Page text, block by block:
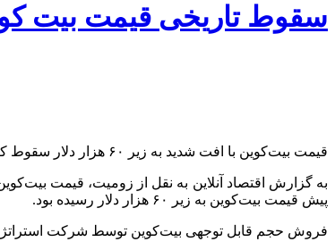
سقوط تاریخی قیمت بیت کوین به زیر ۶۰ هزار دلار / بازار
قیمت بیت‌کوین با افت شدید به زیر ۶۰ هزار دلار سقوط کرد.
پیش قیمت بیت‌کوین به زیر ۶۰ هزار دلار رسیده بود.
فروش حجم قابل توجهی بیت‌کوین توسط شرکت استراتژی در تاریخ ۱۱ خرداد بازار را غافلگیر و فشار تازه‌ای بر فضای شکننده‌ی